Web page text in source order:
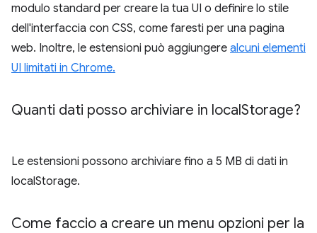
modulo standard per creare la tua UI o definire lo stile
dell'interfaccia con CSS, come faresti per una pagina
web. Inoltre, le estensioni può aggiungere alcuni elementi
UI limitati in Chrome.
Quanti dati posso archiviare in localStorage?
Le estensioni possono archiviare fino a 5 MB di dati in
localStorage.
Come faccio a creare un menu opzioni per la